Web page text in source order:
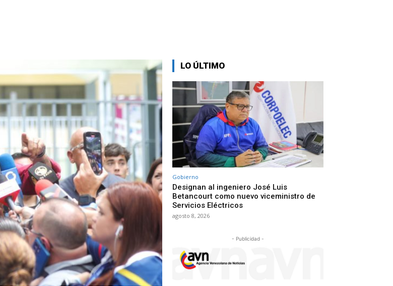
LO ÚLTIMO
Gobierno
Designan al ingeniero José Luis
Betancourt como nuevo viceministro de
Servicios Eléctricos
agosto 8, 2026
- Publicidad -